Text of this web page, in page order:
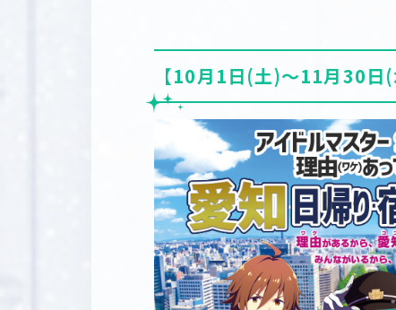
【10月1日(土)～11月30日